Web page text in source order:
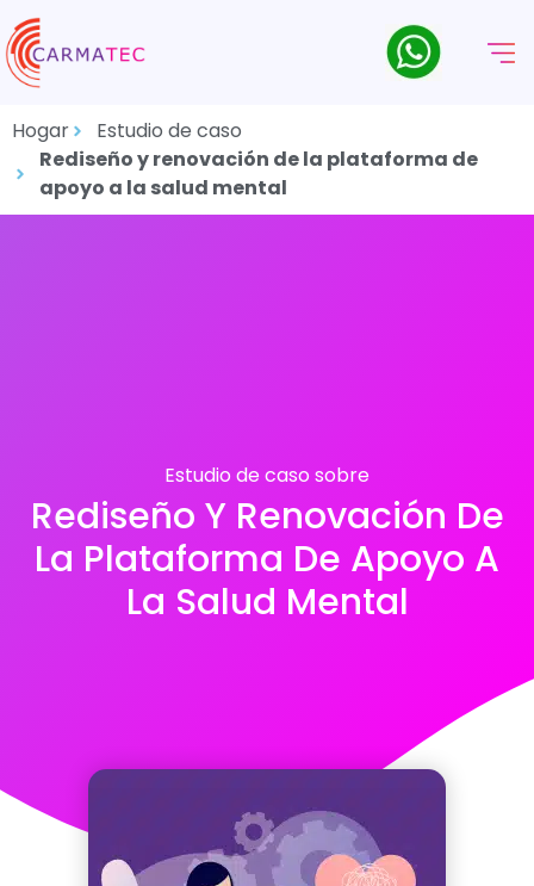
Hogar
Estudio de caso
Rediseño y renovación de la plataforma de
apoyo a la salud mental
Estudio de caso sobre
Rediseño Y Renovación De
La Plataforma De Apoyo A
La Salud Mental